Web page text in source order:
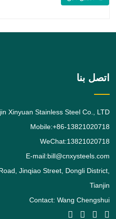
اتصل بنا
Xinyuan Stainless Steel Co., LTD
Mobile:+86-13821020718
WeChat:13821020718
E-mail:bill@cnxysteels.com
Jinqiao Street, Dongli District,
Tianjin
Contact: Wang Chengshui